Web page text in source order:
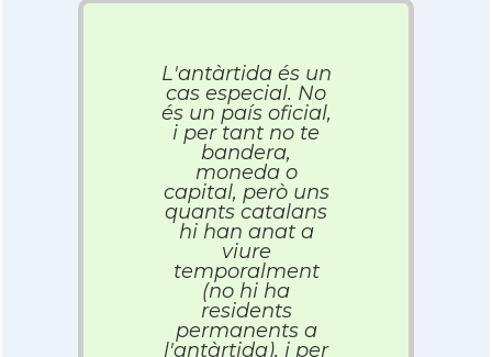
L'antàrtida és un
cas especial. No
és un país oficial,
i per tant no te
bandera,
moneda o
capital, però uns
quants catalans
hi han anat a
viure
temporalment
(no hi ha
residents
permanents a
l'antàrtida), i per